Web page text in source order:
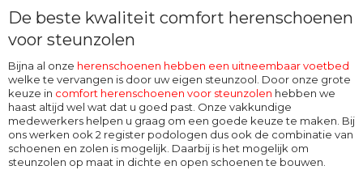
De beste kwaliteit comfort herenschoenen
voor steunzolen
Bijna al onze herenschoenen hebben een uitneembaar voetbed
welke te vervangen is door uw eigen steunzool. Door onze grote
keuze in comfort herenschoenen voor steunzolen hebben we
haast altijd wel wat dat u goed past. Onze vakkundige
medewerkers helpen u graag om een goede keuze te maken. Bij
ons werken ook 2 register podologen dus ook de combinatie van
schoenen en zolen is mogelijk. Daarbij is het mogelijk om
steunzolen op maat in dichte en open schoenen te bouwen.